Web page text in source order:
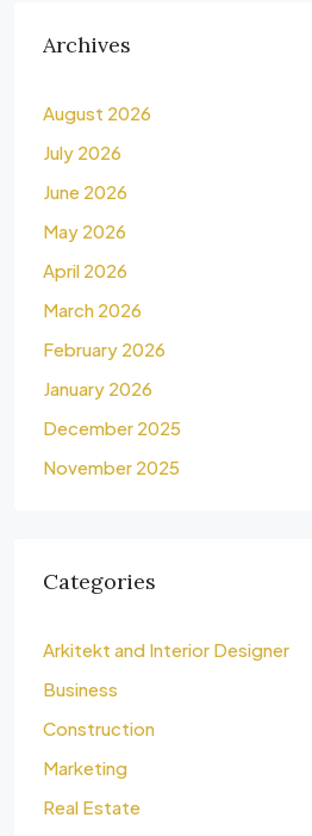
Archives
August 2026
July 2026
June 2026
May 2026
April 2026
March 2026
February 2026
January 2026
December 2025
November 2025
Categories
Arkitekt and Interior Designer
Business
Construction
Marketing
Real Estate